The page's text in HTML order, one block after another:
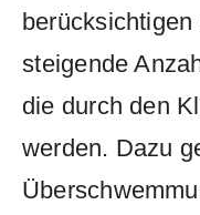
⁣steigende
die durch den
werden.​ Dazu